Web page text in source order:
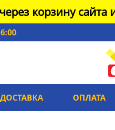
корзину сайта
ДОСТАВКА ОПЛАТА